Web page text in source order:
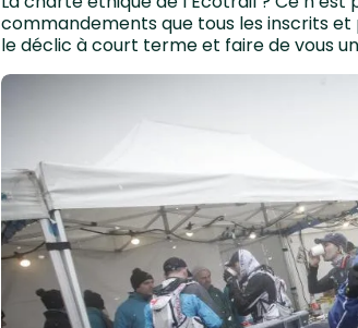
commandements que tous les inscrits
le déclic à court terme et faire de vous